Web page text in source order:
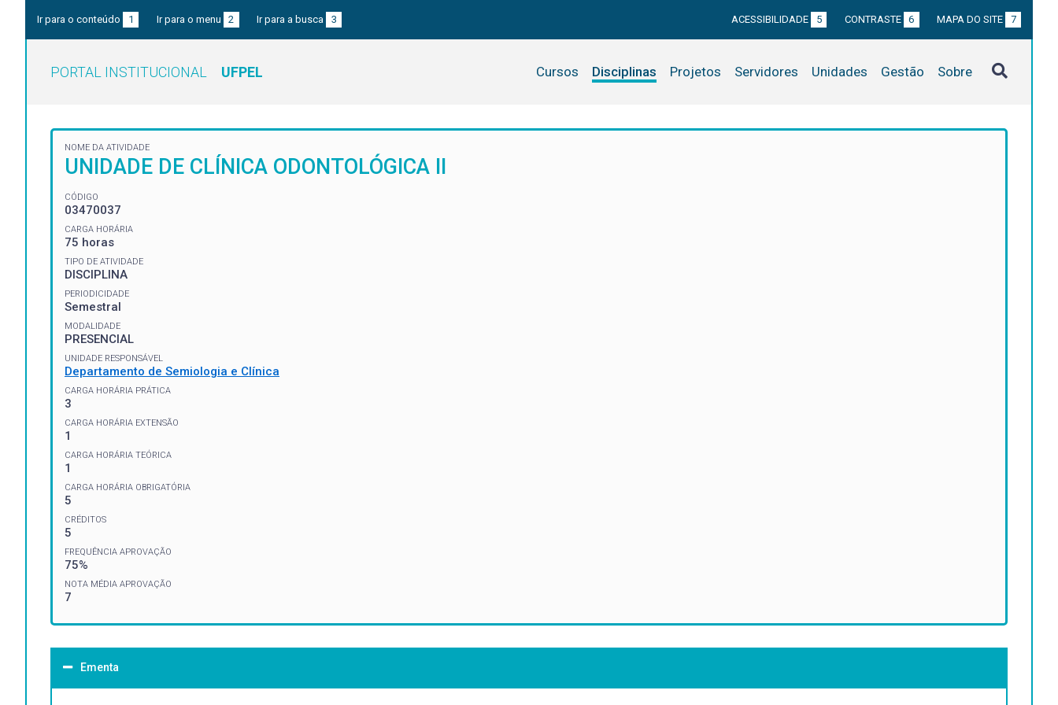
Ir para o conteúdo 1 Ir para o menu 2 Ir para a busca 3 ACESSIBILIDADE 5 CONTRASTE 6 MAPA DO SITE 7
PORTAL INSTITUCIONAL UFPEL Cursos Disciplinas Projetos Servidores Unidades Gestão Sobre
NOME DA ATIVIDADE
UNIDADE DE CLÍNICA ODONTOLÓGICA II
CÓDIGO
03470037
CARGA HORÁRIA
75 horas
TIPO DE ATIVIDADE
DISCIPLINA
PERIODICIDADE
Semestral
MODALIDADE
PRESENCIAL
UNIDADE RESPONSÁVEL
Departamento de Semiologia e Clínica
CARGA HORÁRIA PRÁTICA
3
CARGA HORÁRIA EXTENSÃO
1
CARGA HORÁRIA TEÓRICA
1
CARGA HORÁRIA OBRIGATÓRIA
5
CRÉDITOS
5
FREQUÊNCIA APROVAÇÃO
75%
NOTA MÉDIA APROVAÇÃO
7
Ementa